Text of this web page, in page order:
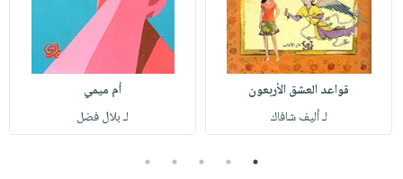
قواعد العشق الأربعون
لـ أليف شافاك
أم ميمي
لـ بلال فضل
1
2
3
4
5